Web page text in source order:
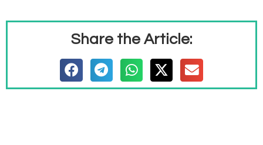
Share the Article: